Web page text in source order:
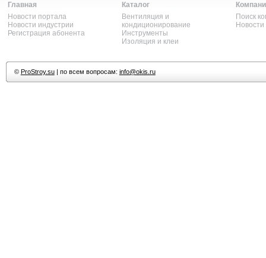
Главная
Новости портала
Новости индустрии
Регистрация абонента
Каталог
Вентиляция и
кондиционирование
Инструменты
Изоляция и клеи
Поиск
© ProStroy.su| по всем вопросам: info@okis.ru